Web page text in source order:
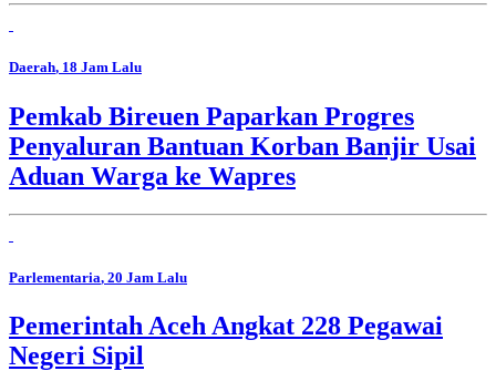
Daerah, 18 Jam Lalu
Pemkab Bireuen Paparkan Progres
Penyaluran Bantuan Korban Banjir Usai
Aduan Warga ke Wapres
Parlementaria, 20 Jam Lalu
Pemerintah Aceh Angkat 228 Pegawai
Negeri Sipil